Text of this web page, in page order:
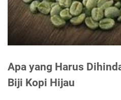
Apa yang Harus
Biji Kopi Hijau